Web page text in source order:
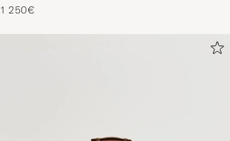
1 250€